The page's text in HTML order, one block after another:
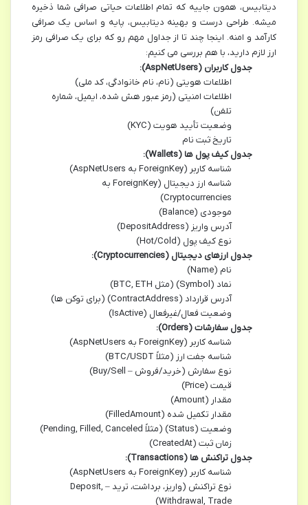
دیتابیس، همون جاییه که تمام اطلاعات حیاتی صرافی شما ذخیره
میشه. طراحی درست و بهینه دیتابیس، پایه و اساس یک صرافی
کارآمد و امنه. اینجا چند تا از جداول مهم رو که برای یک صرافی رمز
ارز لازم دارید، با هم بررسی می کنیم:
جدول کاربران (AspNetUsers):
اطلاعات هویتی (نام، نام خانوادگی، کد ملی)
اطلاعات امنیتی (رمز عبور هش شده، ایمیل، شماره
تلفن)
وضعیت تأیید هویت (KYC)
تاریخ ثبت نام
جدول کیف پول ها (Wallets):
شناسه کاربر (ForeignKey به AspNetUsers)
شناسه ارز دیجیتال (ForeignKey به
Cryptocurrencies)
موجودی (Balance)
آدرس واریز (DepositAddress)
نوع کیف پول (Hot/Cold)
جدول ارزهای دیجیتال (Cryptocurrencies):
نام (Name)
نماد (Symbol) (مثل BTC, ETH)
آدرس قرارداد (ContractAddress) (برای توکن ها)
وضعیت فعال/غیرفعال (IsActive)
جدول سفارشات (Orders):
شناسه کاربر (ForeignKey به AspNetUsers)
شناسه جفت ارز (مثلاً BTC/USDT)
نوع سفارش (خرید/فروش – Buy/Sell)
قیمت (Price)
مقدار (Amount)
مقدار تکمیل شده (FilledAmount)
وضعیت (Status) (مثلاً Pending, Filled, Canceled)
زمان ثبت (CreatedAt)
جدول تراکنش ها (Transactions):
شناسه کاربر (ForeignKey به AspNetUsers)
نوع تراکنش (واریز، برداشت، ترید – Deposit,
Withdrawal, Trade)